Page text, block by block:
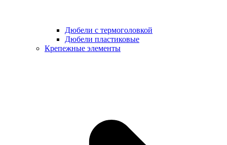
Дюбели с термоголовкой
Дюбели пластиковые
Крепежные элементы